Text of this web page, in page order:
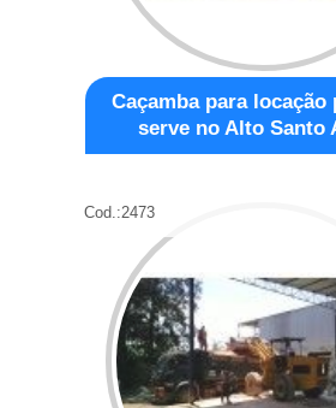
Caçamba para locação
serve no Alto Santo
Cod.:2473